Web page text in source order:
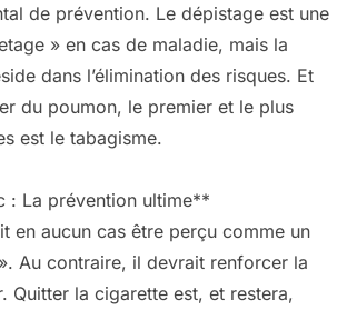
de prévention. Le dépistage est une
» en cas de maladie, mais la
dans l’élimination des risques. Et
du poumon, le premier et le plus
est le tabagisme.
: La prévention ultime**
en aucun cas être perçu comme un
Au contraire, il devrait renforcer la
Quitter la cigarette est, et restera,